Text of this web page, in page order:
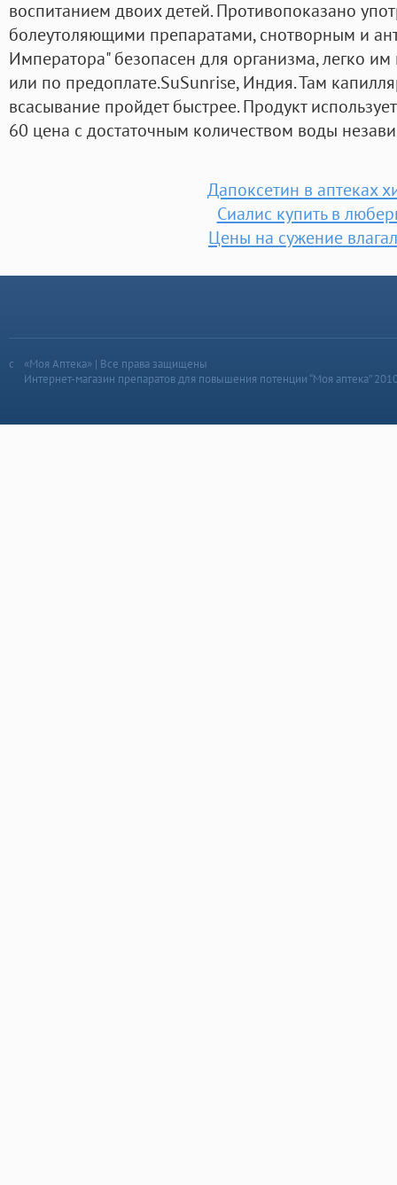
воспитанием двоих детей. Противопоказано
болеутоляющими препаратами, снотворным и
Императора" безопасен для организма, легко
или по предоплате.SuSunrise, Индия. Там
всасывание пройдет быстрее. Продукт
60 цена с достаточным количеством воды
Дапоксетин в аптеках
Сиалис купить в
Цены на сужение
«Моя Аптека» | Все права защищены
Интернет-магазин препаратов для повышения потенции “Моя аптека”